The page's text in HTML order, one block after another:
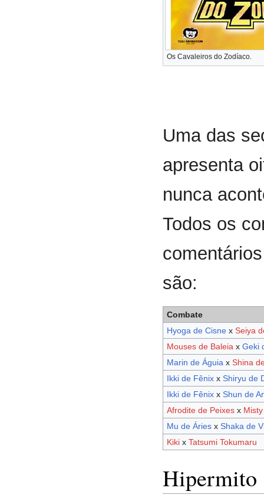
Os Cavaleiros do Zodíaco.
Uma das
apresenta
nunca
Todos os
são:
Combate
Hyoga de Cisnex Seiya
Mouses de Baleia x Geki
Marin de Águia x Shina
Ikki de Fênixx Shiryu de
Ikki de Fênixx Shun de
Afrodite de Peixesx
Mu de Áriesx Shaka de
Kikix Tatsumi Tokumaru
Hipermito